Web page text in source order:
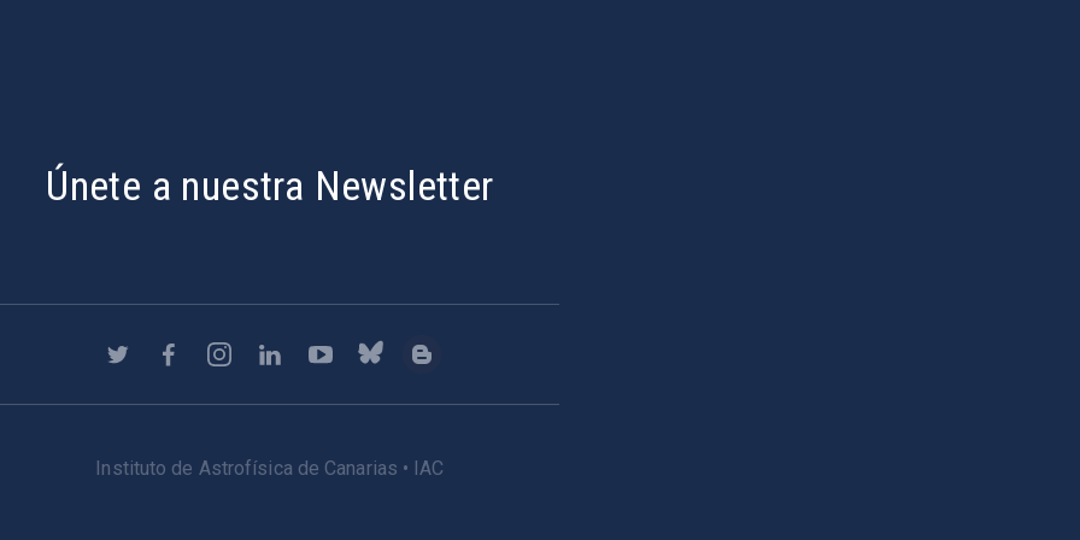
Únete a nuestra Newsletter
Instituto de Astrofísica de Canarias • IAC